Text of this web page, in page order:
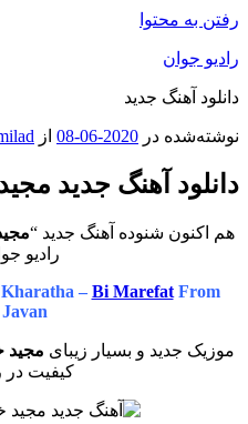
رفتن به محتوا
رادیو جوان
دانلود آهنگ جدید
نوشته‌شده در 2020-06-08 از
دانلود آهنگ جدید
هم اکنون شنوده آهنگ جدید “
رادیو
– Bi MarefatFrom
موزیک جدید و بسیار زیبای مجید
کیفیت در